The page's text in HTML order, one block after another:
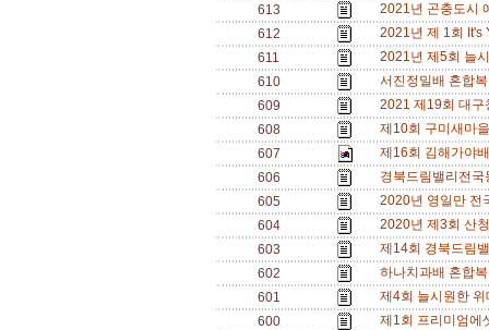
613
2021년 곤충도시
612
2021년 제 1회 It's
611
2021년 제5회 늘
610
서진정밀배 혼합
609
2021 제19회 대
608
제10회 구미새마
607
제16회 김해가야
606
경북드림밸리전
605
2020년 영일만 전
604
2020년 제3회 산
603
제14회 경북드림
602
하나치과배 혼합
601
제4회 늘시원한
600
제1회 프리미엄에